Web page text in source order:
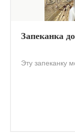
Запеканка
Эту запеканку